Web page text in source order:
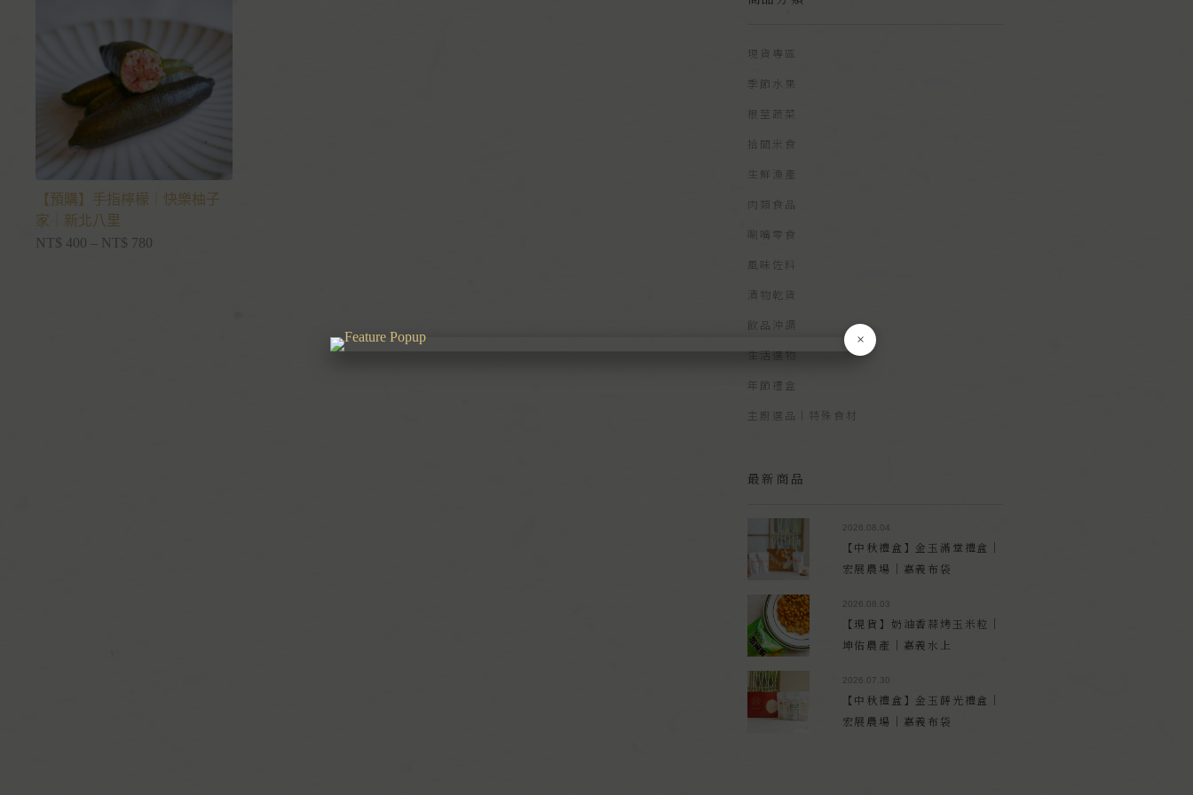
【預購】手指檸檬｜快樂柚子
家｜新北八里
NT$ 400 – NT$ 780
現貨專區
季節水果
根莖蔬菜
拾間米食
生鮮漁產
肉類食品
唰嘴零食
風味佐料
漬物乾貨
飲品沖調
生活選物
年節禮盒
主廚選品｜特殊食材
最新商品
2026.08.04
【中秋禮盒】金玉滿堂禮盒｜
宏展農場｜嘉義布袋
2026.08.03
【現貨】奶油香蒜烤玉米粒｜
坤佑農產｜嘉義水上
2026.07.30
【中秋禮盒】金玉蒔光禮盒｜
宏展農場｜嘉義布袋
×